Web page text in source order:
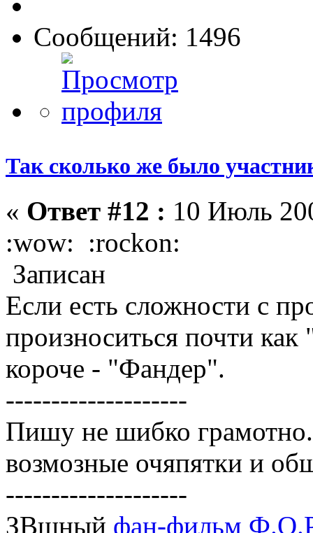
Сообщений: 1496
Так сколько же было
« Ответ #12 : 10 Июль
:wow: :rockon:
Записан
Если есть сложности с
произноситься почти
короче - "Фандер".
--------------------
Пишу не шибко
возмозные очяпятки и
--------------------
ЗВшный фан-фильм